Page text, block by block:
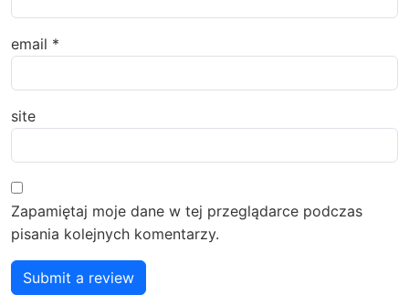
email *
site
Zapamiętaj moje dane w tej przeglądarce podczas
pisania kolejnych komentarzy.
Submit a review